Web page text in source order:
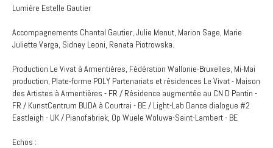
Lumière Estelle Gautier
Accompagnements Chantal Gautier, Julie Menut, Marion Sage, Marie
Juliette Verga, Sidney Leoni, Renata Piotrowska.
Production Le Vivat à Armentières, Fédération Wallonie-Bruxelles, Mi-Mai
production, Plate-forme POLY Partenariats et résidences Le Vivat - Maison
des Artistes à Armentières - FR / Résidence augmentée au CN D Pantin -
FR / KunstCentrum BUDA à Courtrai - BE / Light-Lab Dance dialogue #2
Eastleigh - UK / Pianofabriek, Op Wuele Woluwe-Saint-Lambert - BE
Echos :